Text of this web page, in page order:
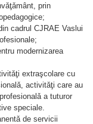
prin
cadrul CJRAE Vaslui
modernizarea
extraşcolare cu
activitǎţi care au
a tuturor
speciale.
de servicii